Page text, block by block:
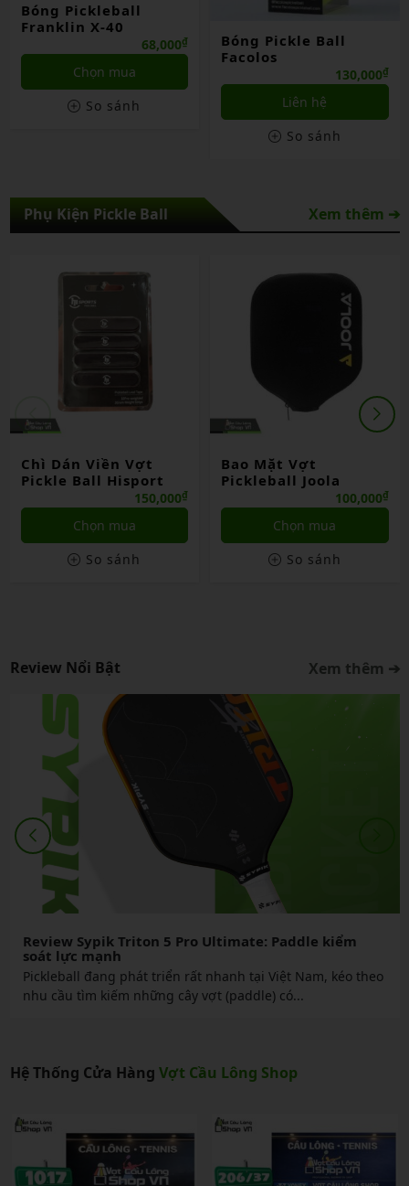
Bóng Pickleball
Franklin X-40
68,000₫
Chọn mua
So sánh
Bóng Pickle Ball
Facolos
130,000₫
Liên hệ
So sánh
Phụ Kiện Pickle Ball Xem thêm ➔
Chì Dán Viền Vợt
Pickle Ball Hisport
150,000₫
Chọn mua
So sánh
Bao Mặt Vợt
Pickleball Joola
100,000₫
Chọn mua
So sánh
Review Nổi Bật Xem thêm ➔
Review Sypik Triton 5 Pro Ultimate: Paddle kiểm
soát lực mạnh
Pickleball đang phát triển rất nhanh tại Việt Nam, kéo theo
nhu cầu tìm kiếm những cây vợt (paddle) có...
Hệ Thống Cửa Hàng Vợt Cầu Lông Shop